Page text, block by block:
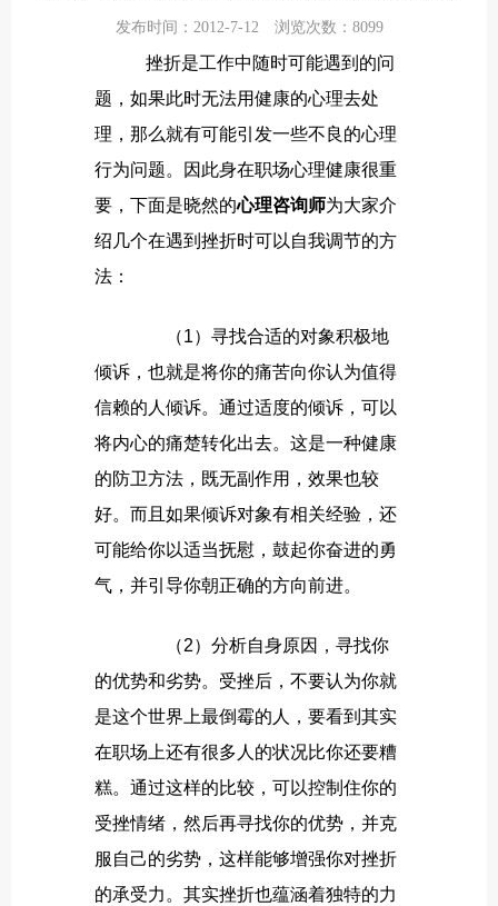
发布时间：2012-7-12 浏览次数：8099
挫折是工作中随时可能遇到的问
题，如果此时无法用健康的心理去处
理，那么就有可能引发一些不良的心理
行为问题。因此身在职场心理健康很重
要，下面是晓然的心理咨询师为大家介
绍几个在遇到挫折时可以自我调节的方
法：
（1）寻找合适的对象积极地
倾诉，也就是将你的痛苦向你认为值得
信赖的人倾诉。通过适度的倾诉，可以
将内心的痛楚转化出去。这是一种健康
的防卫方法，既无副作用，效果也较
好。而且如果倾诉对象有相关经验，还
可能给你以适当抚慰，鼓起你奋进的勇
气，并引导你朝正确的方向前进。
（2） 分析自身原因，寻找你
的优势和劣势。受挫后，不要认为你就
是这个世界上最倒霉的人，要看到其实
在职场上还有很多人的状况比你还要糟
糕。通过这样的比较，可以控制住你的
受挫情绪，然后再寻找你的优势，并克
服自己的劣势，这样能够增强你对挫折
的承受力。其实挫折也蕴涵着独特的力